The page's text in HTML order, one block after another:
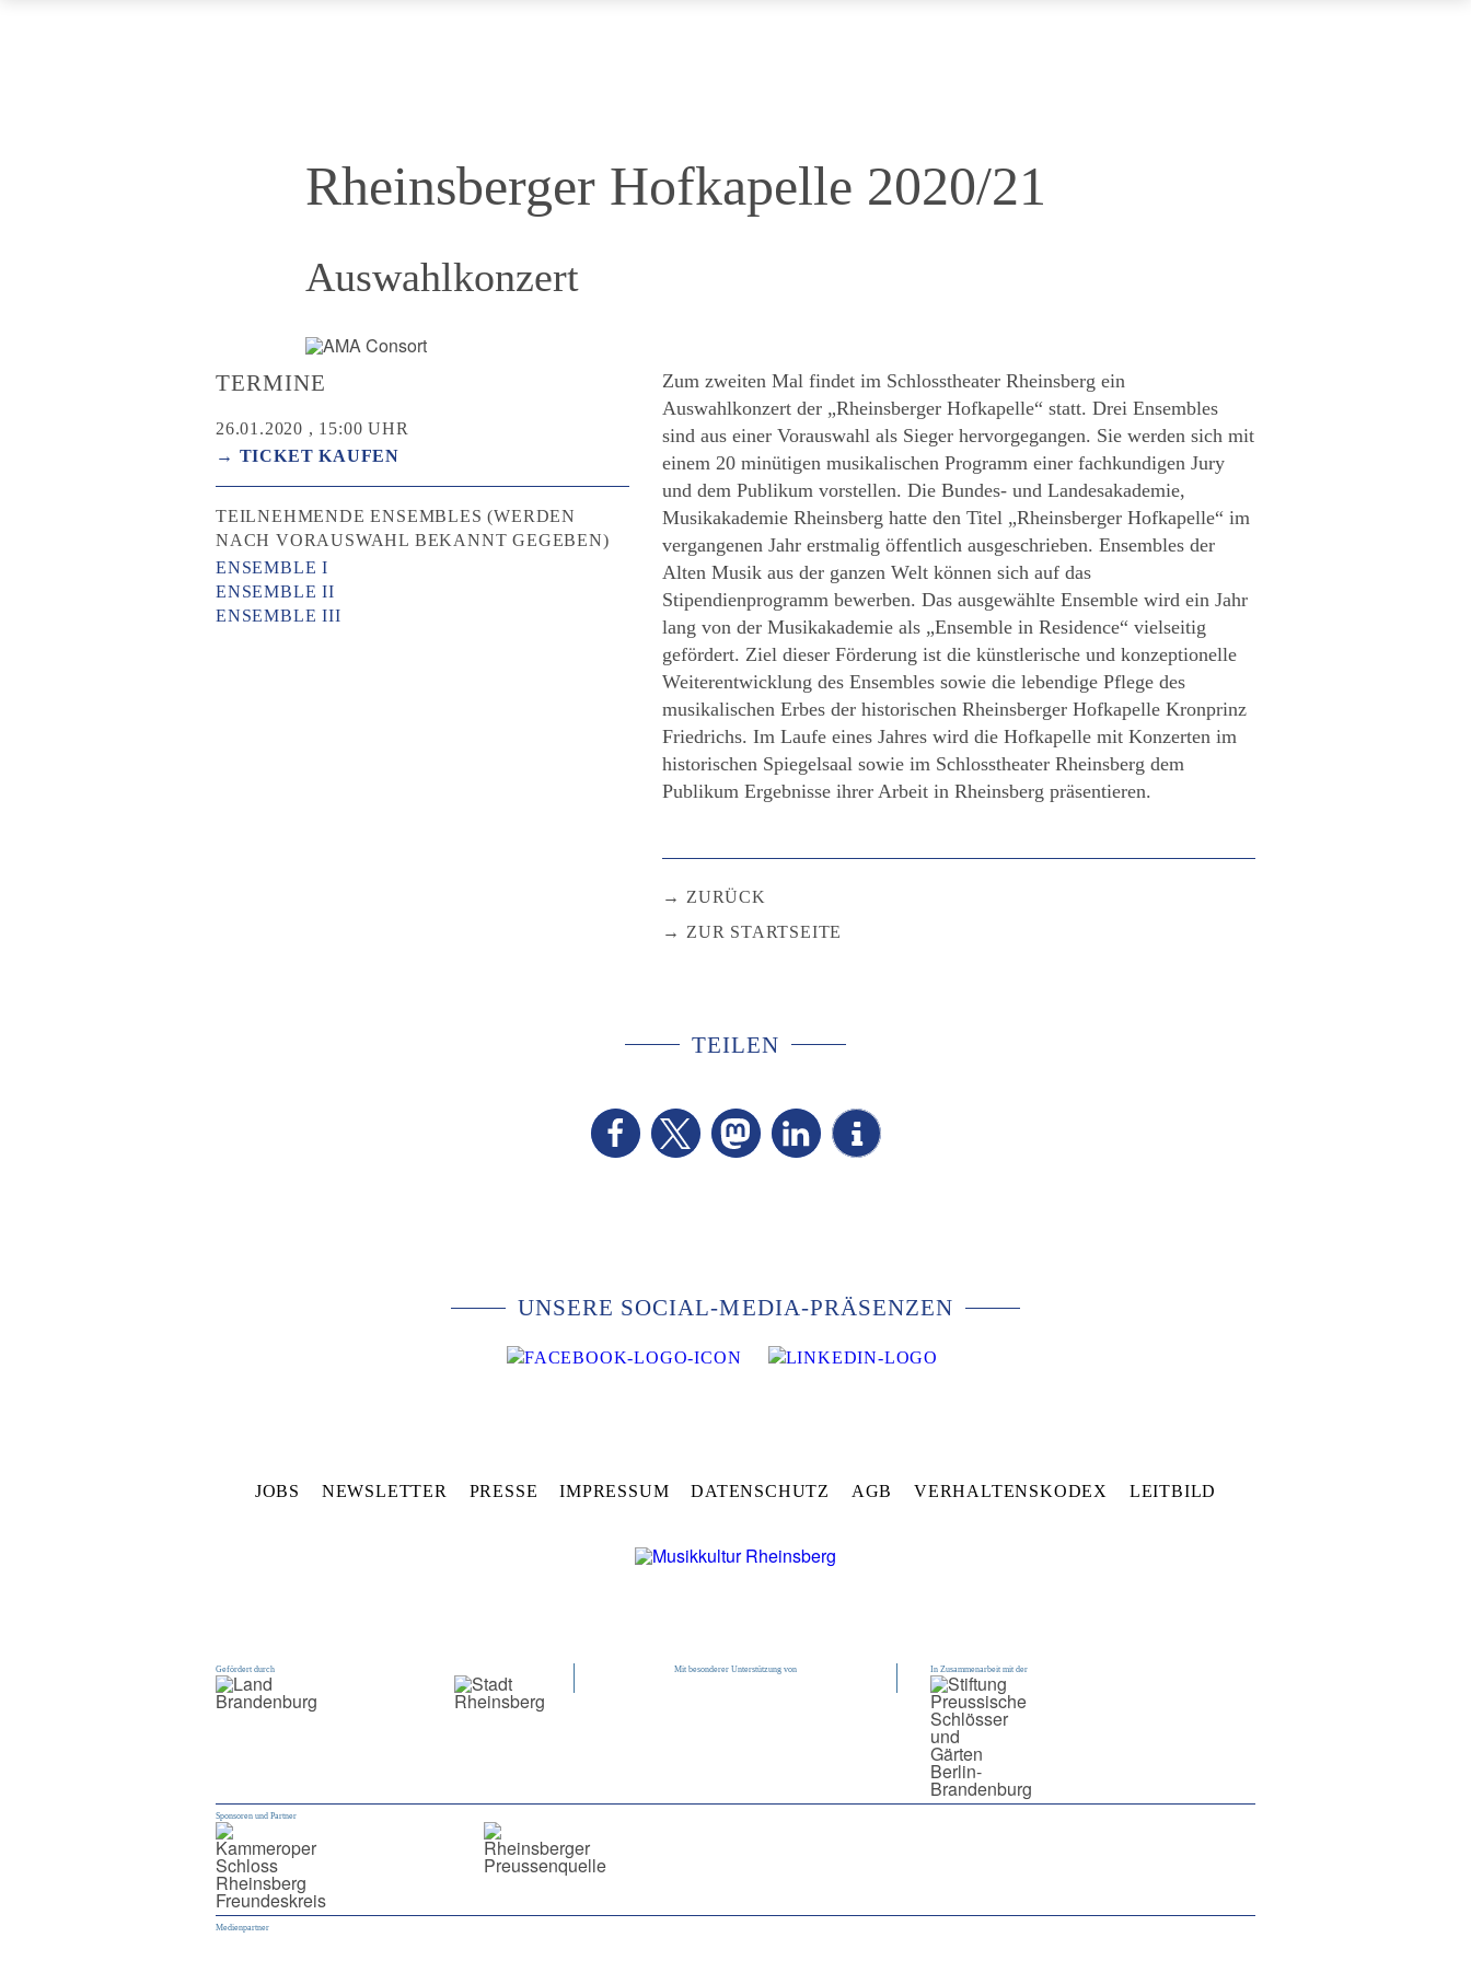
Rheinsberger Hofkapelle 2020/21
Auswahlkonzert
TERMINE
26.01.2020 , 15:00 UHR
→ TICKET KAUFEN
TEILNEHMENDE ENSEMBLES (WERDEN
NACH VORAUSWAHL BEKANNT GEGEBEN)
ENSEMBLE I
ENSEMBLE II
ENSEMBLE III
Zum zweiten Mal findet im Schlosstheater Rheinsberg ein
Auswahlkonzert der „Rheinsberger Hofkapelle“ statt. Drei Ensembles
sind aus einer Vorauswahl als Sieger hervorgegangen. Sie werden sich mit
einem 20 minütigen musikalischen Programm einer fachkundigen Jury
und dem Publikum vorstellen. Die Bundes- und Landesakademie,
Musikakademie Rheinsberg hatte den Titel „Rheinsberger Hofkapelle“ im
vergangenen Jahr erstmalig öffentlich ausgeschrieben. Ensembles der
Alten Musik aus der ganzen Welt können sich auf das
Stipendienprogramm bewerben. Das ausgewählte Ensemble wird ein Jahr
lang von der Musikakademie als „Ensemble in Residence“ vielseitig
gefördert. Ziel dieser Förderung ist die künstlerische und konzeptionelle
Weiterentwicklung des Ensembles sowie die lebendige Pflege des
musikalischen Erbes der historischen Rheinsberger Hofkapelle Kronprinz
Friedrichs. Im Laufe eines Jahres wird die Hofkapelle mit Konzerten im
historischen Spiegelsaal sowie im Schlosstheater Rheinsberg dem
Publikum Ergebnisse ihrer Arbeit in Rheinsberg präsentieren.
ZURÜCK
ZUR STARTSEITE
TEILEN
UNSERE SOCIAL-MEDIA-PRÄSENZEN
JOBS NEWSLETTER PRESSE IMPRESSUM DATENSCHUTZ AGB VERHALTENSKODEX LEITBILD
Gefördert durch Mit besonderer Unterstützung von In Zusammenarbeit mit der
Sponsoren und Partner
Medienpartner